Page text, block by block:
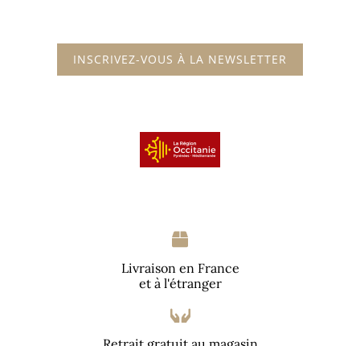
INSCRIVEZ-VOUS À LA NEWSLETTER
Livraison en France
et à l'étranger